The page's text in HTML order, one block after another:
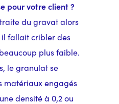
pour votre client ?
du gravat alors
fallait cribler des
plus faible.
le granulat se
matériaux engagés
densité à 0,2 ou